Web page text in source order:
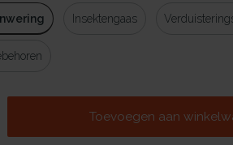
Insektengaas
Toevoegen aan